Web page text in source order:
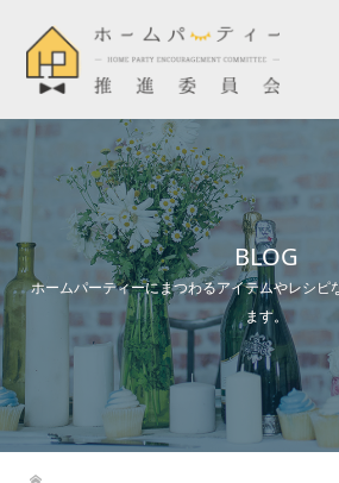
BLOG
ホームパーティーにまつわるアイテムやレシピ
ます。